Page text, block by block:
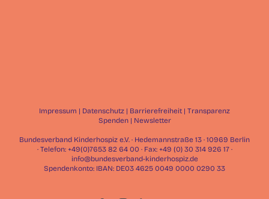
Impressum | Datenschutz | Barrierefreiheit | Transparenz
Spenden| Newsletter
Bundesverband Kinderhospiz e.V. · Hedemannstraße 13 · 10969 Berlin
· Telefon: +49(0)7653 82 64 00 · Fax: +49 (0) 30 314 926 17 ·
info@bundesverband-kinderhospiz.de
Spendenkonto: IBAN: DE03 4625 0049 0000 0290 33